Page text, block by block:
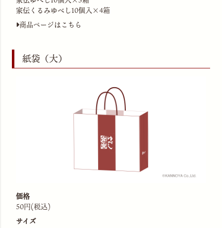
家伝くるみゆべし10個入×4箱
商品ページはこちら
紙袋（大）
価格
50円(税込)
サイズ